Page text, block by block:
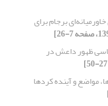
برجام برای
ظهور داعش در
مواضع و آینده کردها